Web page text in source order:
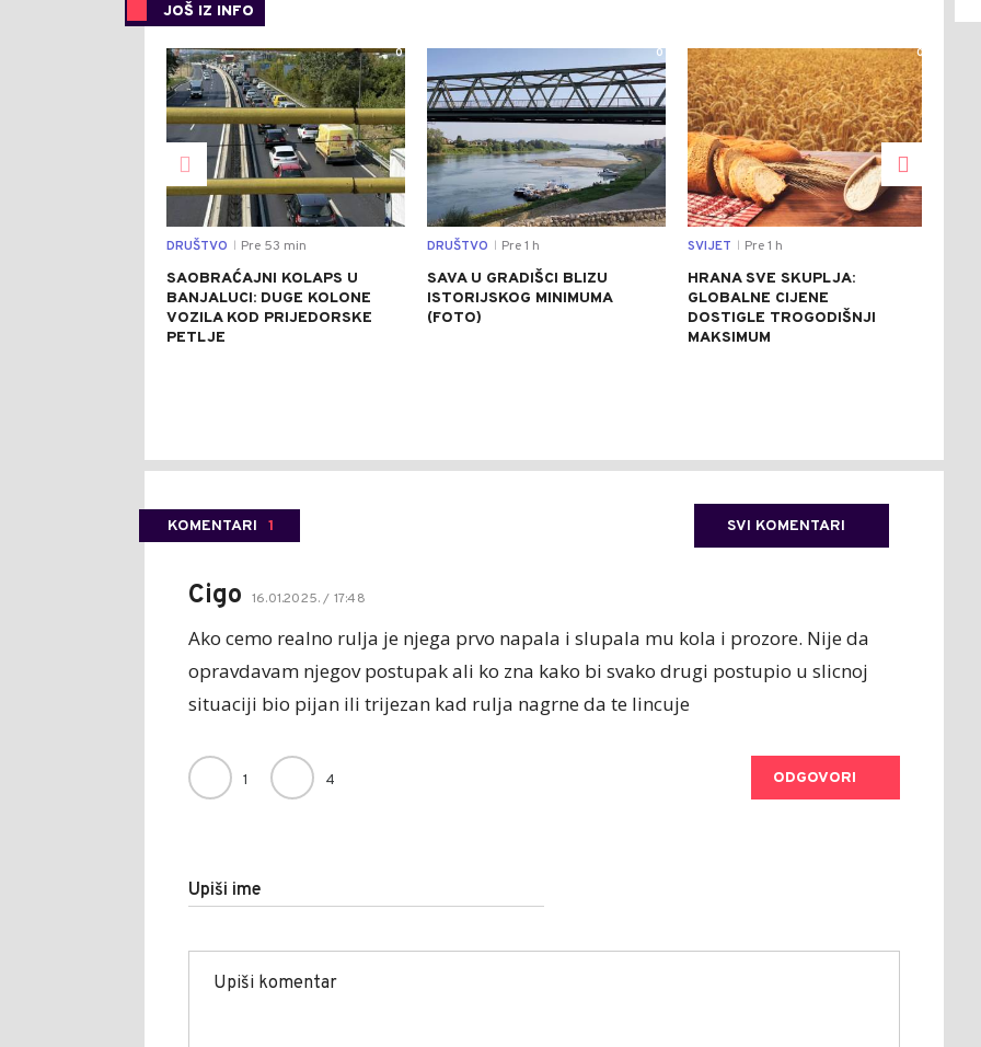
JOŠ IZ INFO
0
DRUŠTVO Pre 53 min
SAOBRAĆAJNI KOLAPS U
BANJALUCI: DUGE KOLONE
VOZILA KOD PRIJEDORSKE
PETLJE
0
DRUŠTVO Pre 1 h
SAVA U GRADIŠCI BLIZU
ISTORIJSKOG MINIMUMA
(FOTO)
0
SVIJET Pre 1 h
HRANA SVE SKUPLJA:
GLOBALNE CIJENE
DOSTIGLE TROGODIŠNJI
MAKSIMUM
KOMENTARI 1 SVI KOMENTARI
Cigo 16.01.2025. / 17:48
Ako cemo realno rulja je njega prvo napala i slupala mu kola i prozore. Nije da
opravdavam njegov postupak ali ko zna kako bi svako drugi postupio u slicnoj
situaciji bio pijan ili trijezan kad rulja nagrne da te lincuje
1 4 ODGOVORI
Upiši ime